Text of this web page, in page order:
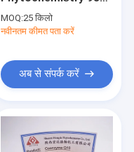
Coenzyme Q10 CAS:
303-98-0 एंटी-एजिंग ऑरेंज
पाउडर
MOQ:25 किलो
नवीनतम कीमत पता करें
अब से संपर्क करें